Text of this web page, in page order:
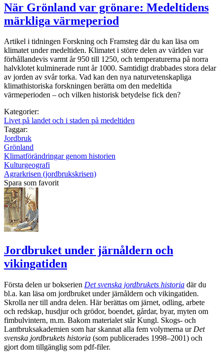
När Grönland var grönare: Medeltidens
märkliga värmeperiod
Artikel i tidningen Forskning och Framsteg där du kan läsa om
klimatet under medeltiden. Klimatet i större delen av världen var
förhållandevis varmt år 950 till 1250, och temperaturerna på norra
halvklotet kulminerade runt år 1000. Samtidigt drabbades stora delar
av jorden av svår torka. Vad kan den nya naturvetenskapliga
klimathistoriska forskningen berätta om den medeltida
värmeperioden – och vilken historisk betydelse fick den?
Kategorier:
Livet på landet och i staden på medeltiden
Taggar:
Jordbruk
Grönland
Klimatförändringar genom historien
Kulturgeografi
Agrarkrisen (jordbrukskrisen)
Spara som favorit
Jordbruket under järnåldern och
vikingatiden
Första delen ur bokserien Det svenska jordbrukets historia där du
bl.a. kan läsa om jordbruket under järnåldern och vikingatiden.
Skrolla ner till andra delen. Här berättas om järnet, odling, arbete
och redskap, husdjur och grödor, boendet, gårdar, byar, myten om
fimbulvintern, m.m. Bakom materialet står Kungl. Skogs- och
Lantbruksakademien som har skannat alla fem volymerna ur Det
svenska jordbrukets historia (som publicerades 1998–2001) och
gjort dom tillgänglig som pdf-filer.